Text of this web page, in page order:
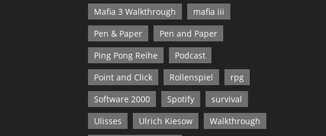
Mafia 3 Walkthrough
mafia iii
Pen & Paper
Pen and Paper
Ping Pong Reihe
Podcast
Point and Click
Rollenspiel
rpg
Software 2000
Spotify
survival
Ulisses
Ulrich Kiesow
Walkthrough